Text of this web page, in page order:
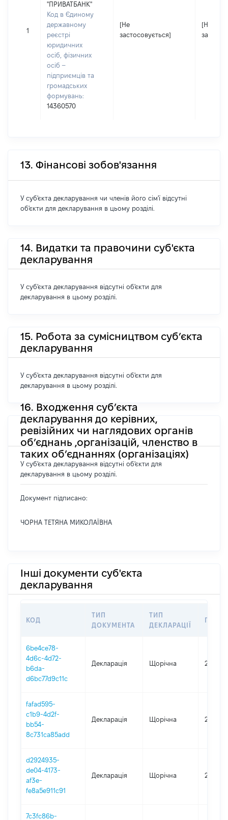
1
"ПРИВАТБАНК"
Код в Єдиному
державному
реєстрі
юридичних
осіб, фізичних
осіб –
підприємців та
громадських
формувань:
14360570
[Не
застосовується]
[Не
13. Фінансові зобов'язання
У суб'єкта декларування чи членів його сім'ї відсутні
об'єкти для декларування в цьому розділі.
14. Видатки та правочини суб'єкта
декларування
У суб'єкта декларування відсутні об'єкти для
декларування в цьому розділі.
15. Робота за сумісництвом суб’єкта
декларування
У суб'єкта декларування відсутні об'єкти для
декларування в цьому розділі.
16. Входження суб’єкта
декларування до керівних,
ревізійних чи наглядових органів
об’єднань ,організацій, членство в
таких об’єднаннях (організаціях)
У суб'єкта декларування відсутні об'єкти для
декларування в цьому розділі.
Документ підписано:
ЧОРНА ТЕТЯНА МИКОЛАЇВНА
Інші документи суб'єкта
декларування
КОД
ТИП
ДОКУМЕНТА
ТИП
ДЕКЛАРАЦІЇ
6be4ce78-
4d6c-4d72-
b6da-
d6bc77d9c11c
Декларація Щорічна 2025
fafad595-
c1b9-4d2f-
bb54-
8c731ca85add
Декларація Щорічна 2024
d2924935-
de04-4173-
af3e-
fe8a5e911c91
Декларація Щорічна 2023
7c3fc86b-